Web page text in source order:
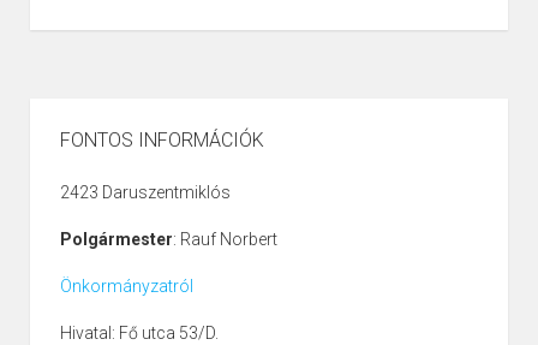
FONTOS INFORMÁCIÓK
2423 Daruszentmiklós
Polgármester: Rauf Norbert
Önkormányzatról
Hivatal: Fő utca 53/D.